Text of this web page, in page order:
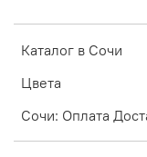
Каталог в Сочи
Цвета
Сочи: Оплата